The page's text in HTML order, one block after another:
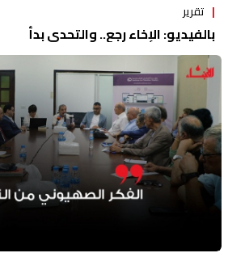
تقرير
بالفيديو: الإخاء رجع.. والتحدي بدأ